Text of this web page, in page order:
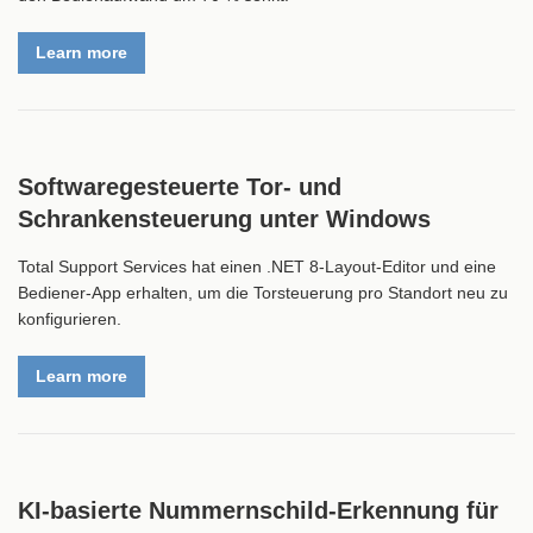
Learn more
Softwaregesteuerte Tor- und
Schrankensteuerung unter Windows
Total Support Services hat einen .NET 8-Layout-Editor und eine
Bediener-App erhalten, um die Torsteuerung pro Standort neu zu
konfigurieren.
Learn more
KI-basierte Nummernschild-Erkennung für